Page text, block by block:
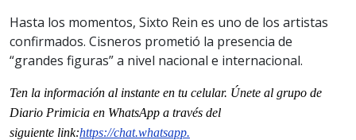
Hasta los momentos, Sixto Rein es uno de los artistas
confirmados. Cisneros prometió la presencia de
“grandes figuras” a nivel nacional e internacional.
Ten la información al instante en tu celular. Únete al grupo de
Diario Primicia en WhatsApp a través del
siguiente link:https://chat.whatsapp.